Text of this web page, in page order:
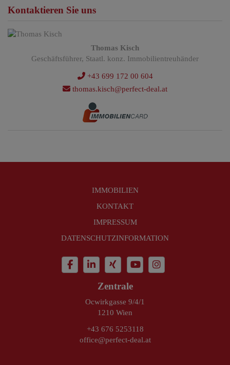
Kontaktieren Sie uns
Thomas Kisch
Geschäftsführer, Staatl. konz. Immobilientreuhänder
+43 699 172 00 604
thomas.kisch@perfect-deal.at
IMMOBILIEN
KONTAKT
IMPRESSUM
DATENSCHUTZINFORMATION
Zentrale
Ocwirkgasse 9/4/1
1210 Wien
+43 676 5253118
office@perfect-deal.at